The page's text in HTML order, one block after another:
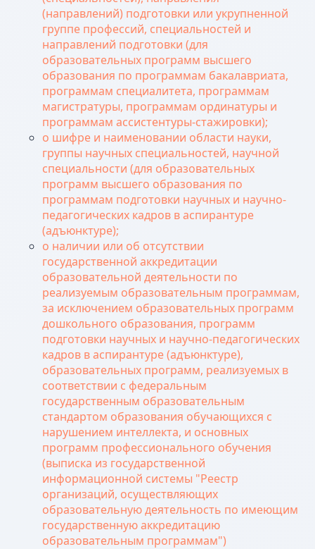
(направлений) подготовки или укрупненной
группе профессий, специальностей и
направлений подготовки (для
образовательных программ высшего
образования по программам бакалавриата,
программам специалитета, программам
магистратуры, программам ординатуры и
программам ассистентуры-стажировки);
о шифре и наименовании области науки,
группы научных специальностей, научной
специальности (для образовательных
программ высшего образования по
программам подготовки научных и научно-
педагогических кадров в аспирантуре
(адъюнктуре);
о наличии или об отсутствии
государственной аккредитации
образовательной деятельности по
реализуемым образовательным программам,
за исключением образовательных программ
дошкольного образования, программ
подготовки научных и научно-педагогических
кадров в аспирантуре (адъюнктуре),
образовательных программ, реализуемых в
соответствии с федеральным
государственным образовательным
стандартом образования обучающихся с
нарушением интеллекта, и основных
программ профессионального обучения
(выписка из государственной
информационной системы "Реестр
организаций, осуществляющих
образовательную деятельность по имеющим
государственную аккредитацию
образовательным программам")